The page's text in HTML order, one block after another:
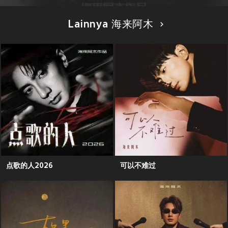
Lainnya 海来阿木
点歌的人2026 可以不难过